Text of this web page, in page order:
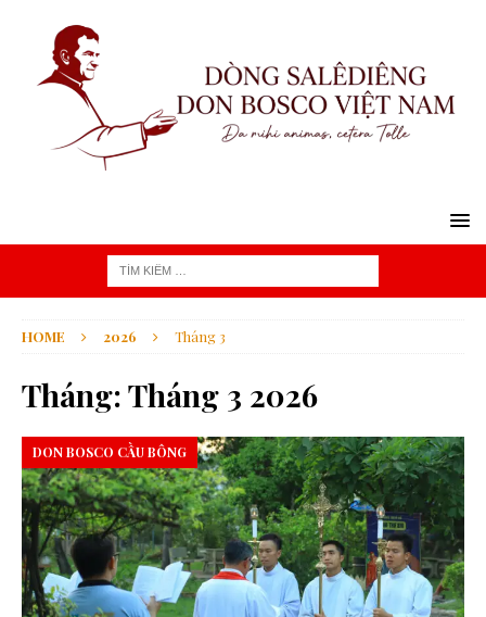
HOME 2026 Tháng 3
Tháng:Tháng 3 2026
DON BOSCO CẦU BÔNG